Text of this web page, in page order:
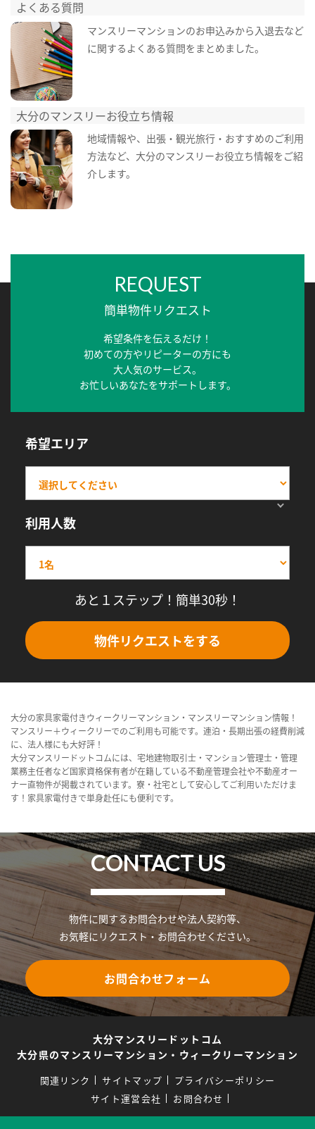
よくある質問
マンスリーマンションのお申込みから入退去など
に関するよくある質問をまとめました。
大分のマンスリーお役立ち情報
地域情報や、出張・観光旅行・おすすめのご利用
方法など、大分のマンスリーお役立ち情報をご紹
介します。
REQUEST
簡単物件リクエスト
希望条件を伝えるだけ！
初めての方やリピーターの方にも
大人気のサービス。
お忙しいあなたをサポートします。
希望エリア
利用人数
あと１ステップ！簡単30秒！
物件リクエストをする
大分の家具家電付きウィークリーマンション・マンスリーマンション情報！
マンスリー＋ウィークリーでのご利用も可能です。連泊・長期出張の経費削減
に、法人様にも大好評！
大分マンスリードットコムには、宅地建物取引士・マンション管理士・管理
業務主任者など国家資格保有者が在籍している不動産管理会社や不動産オー
ナー直物件が掲載されています。寮・社宅として安心してご利用いただけま
す！家具家電付きで単身赴任にも便利です。
CONTACT US
物件に関するお問合わせや法人契約等、
お気軽にリクエスト・お問合わせください。
お問合わせフォーム
大分マンスリードットコム
大分県のマンスリーマンション・ウィークリーマンション
関連リンク サイトマップ
プライバシーポリシー
サイト運営会社
お問合わせ